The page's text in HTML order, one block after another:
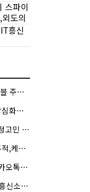
스파이
도의
흥신
보"
랐나
랫폼' 생긴다
이어갈까
체}' 담기나
러싼 논란